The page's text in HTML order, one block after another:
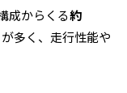
成からくる約
多く、走行性能や